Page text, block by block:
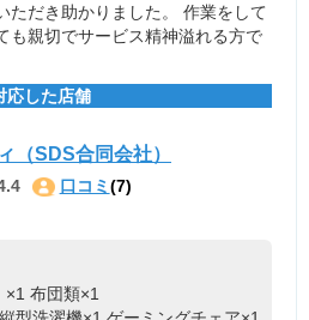
ただき助かりました。 作業をして
も親切でサービス精神溢れる方で
応した店舗
（SDS合同会社）
口コミ (7)
×1 布団類×1